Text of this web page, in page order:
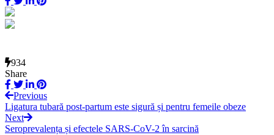
934
Share
Previous
Ligatura tubară post-partum este sigură și pentru femeile obeze
Next
Seroprevalența și efectele SARS-CoV-2 în sarcină